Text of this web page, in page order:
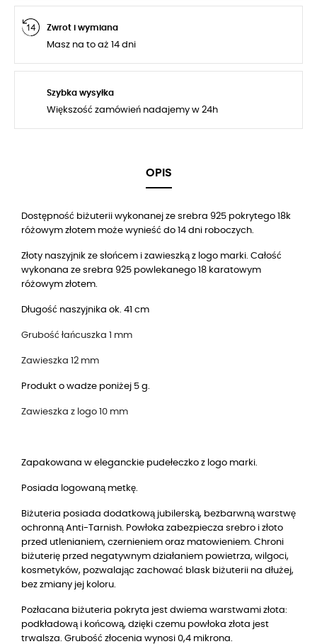
Zwrot i wymiana
Masz na to aż 14 dni
Szybka wysyłka
Większość zamówień nadajemy w 24h
OPIS
Dostępność biżuterii wykonanej ze srebra 925 pokrytego 18k
różowym złotem może wynieść do 14 dni roboczych.
Złoty naszyjnik ze słońcem i zawieszką z logo marki. Całość
wykonana ze srebra 925 powlekanego 18 karatowym
różowym złotem.
Długość naszyjnika ok. 41 cm
Grubość łańcuszka 1 mm
Zawieszka 12 mm
Produkt o wadze poniżej 5 g.
Zawieszka z logo 10 mm
Zapakowana w eleganckie pudełeczko z logo marki.
Posiada logowaną metkę.
Biżuteria posiada dodatkową jubilerską, bezbarwną warstwę
ochronną Anti-Tarnish. Powłoka zabezpiecza srebro i złoto
przed utlenianiem, czernieniem oraz matowieniem. Chroni
biżuterię przed negatywnym działaniem powietrza, wilgoci,
kosmetyków, pozwalając zachować blask biżuterii na dłużej,
bez zmiany jej koloru.
Pozłacana biżuteria pokryta jest dwiema warstwami złota:
podkładową i końcową, dzięki czemu powłoka złota jest
trwalsza. Grubość złocenia wynosi 0,4 mikrona.